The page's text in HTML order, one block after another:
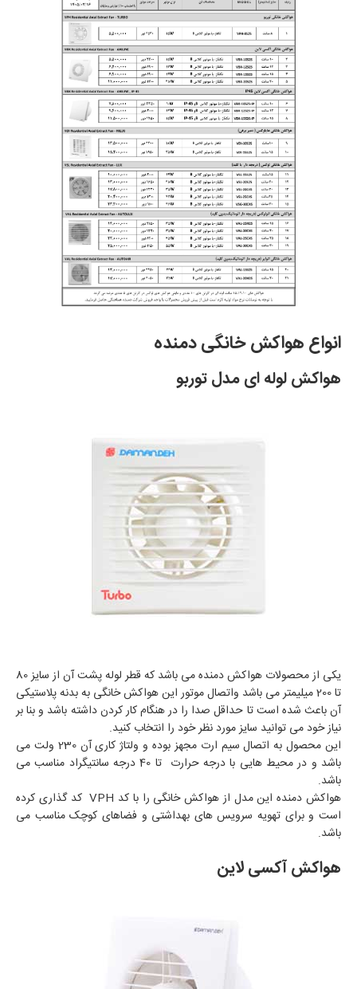
انواع هواکش خانگی دمنده
هواکش لوله ای مدل توربو
یکی از محصولات هواکش دمنده می باشد که قطر لوله پشت آن از سایز 80
تا 200 میلیمتر می باشد واتصال موتور این هواکش خانگی به بدنه پلاستیکی
آن باعث شده است تا حداقل صدا را در هنگام کار کردن داشته باشد و بنا بر
نیاز خود می توانید سایز مورد نظر خود را انتخاب کنید.
این محصول به اتصال سیم ارت مجهز بوده و ولتاژ کاری آن 230 ولت می
باشد و در محیط هایی با درجه حرارت تا 40 درجه سانتیگراد مناسب می
باشد.
هواکش دمنده این مدل از هواکش خانگی را با کد VPH کد گذاری کرده
است و برای تهویه سرویس های بهداشتی و فضاهای کوچک مناسب می
باشد.
هواکش آکسی لاین